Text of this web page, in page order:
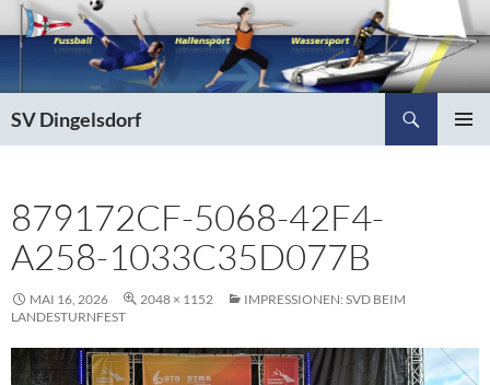
Zum
Inhalt
SV Dingelsdorf
879172CF-5068-42F4-
A258-1033C35D077B
MAI 16, 2026 2048 × 1152
IMPRESSIONEN: SVD BEIM
LANDESTURNFEST